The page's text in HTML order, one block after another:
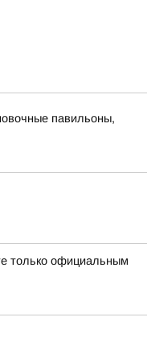
павильоны,
только официальным